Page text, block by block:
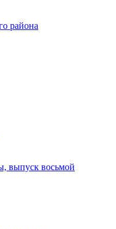
района
выпуск восьмой